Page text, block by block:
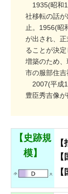
1935(昭和
社移転の話
止。1956(昭
が出され、
ることが決
増築のため
市の服部住吉
2007(平成
豊臣秀吉像が
【史跡規
模】